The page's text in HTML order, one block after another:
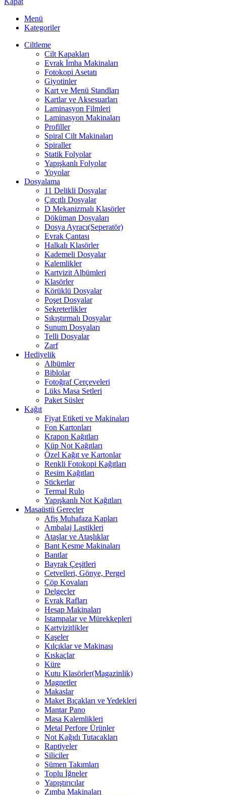
Menü
Kategoriler
Ciltleme
Cilt Kapakları
Evrak İmha Makinaları
Fotokopi Asetatı
Giyotinler
Kart ve Menü Standları
Kartlar ve Aksesuarları
Laminasyon Filmleri
Laminasyon Makinaları
Profiller
Spiral Cilt Makinaları
Spiraller
Statik Folyolar
Yapışkanlı Folyolar
Yoyolar
Dosyalama
11 Delikli Dosyalar
Çıtçıtlı Dosyalar
D Mekanizmalı Klasörler
Döküman Dosyaları
Dosya Ayracı(Seperatör)
Evrak Çantası
Halkalı Klasörler
Kademeli Dosyalar
Kalemlikler
Kartvizit Albümleri
Klasörler
Körüklü Dosyalar
Poşet Dosyalar
Sekreterlikler
Sıkıştırmalı Dosyalar
Sunum Dosyaları
Telli Dosyalar
Zarf
Hediyelik
Albümler
Biblolar
Fotoğraf Çerçeveleri
Lüks Masa Setleri
Paket Süsler
Kağıt
Fiyat Etiketi ve Makinaları
Fon Kartonları
Krapon Kağıtları
Küp Not Kağıtları
Özel Kağıt ve Kartonlar
Renkli Fotokopi Kağıtları
Resim Kağıtları
Stickerlar
Termal Rulo
Yapışkanlı Not Kağıtları
Masaüstü Gereçler
Afiş Muhafaza Kapları
Ambalaj Lastikleri
Ataşlar ve Ataşlıklar
Bant Kesme Makinaları
Bantlar
Bayrak Çeşitleri
Cetvelleri, Gönye, Pergel
Çöp Kovaları
Delgeçler
Evrak Rafları
Hesap Makinaları
Istampalar ve Mürekkepleri
Kartvizitlikler
Kaşeler
Kılçıklar ve Makinası
Kıskaçlar
Küre
Kutu Klasörler(Magazinlik)
Magnetler
Makaslar
Maket Bıçakları ve Yedekleri
Mantar Pano
Masa Kalemlikleri
Metal Perfore Ürünler
Not Kağıdı Tutacakları
Raptiyeler
Siliciler
Sümen Takımları
Toplu İğneler
Yapıştırıcılar
Zımba Makinaları